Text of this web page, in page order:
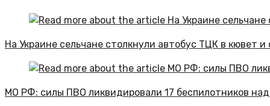
На Украине сельчане столкнули автобус ТЦК в кювет
МО РФ: силы ПВО ликвидировали 17 беспилотников